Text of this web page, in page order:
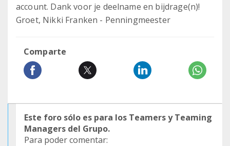
account. Dank voor je deelname en bijdrage(n)!
Groet, Nikki Franken - Penningmeester
Comparte
Este foro sólo es para los Teamers y Teaming
Managers del Grupo.
Para poder comentar: